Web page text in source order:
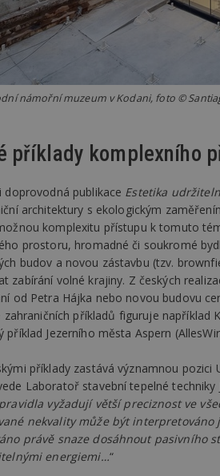
námořní muzeum v Kodani, foto ©
příklady komplexního
doprovodná publikace Estetika
architektury s ekologickým
komplexitu přístupu k tomuto
prostoru, hromadné či soukromé
budov a novou zástavbu (tzv.
zabírání volné krajiny. Z českých
od Petra Hájka nebo novou budovu
zahraničních příkladů figuruje například
příklad Jezerního města Aspern
příklady zastává významnou
Laboratoř stavební tepelné
vyžadují větší preciznost ve
nekvality může být
právě snaze dosáhnout pasivního
energiemi…“
_dc_gtm_UA-
_hjFirstSeen
counter
__gfp_64b
Název
Provider
/
Doména
_gid
Název
CMID
Název
test
Název
tu